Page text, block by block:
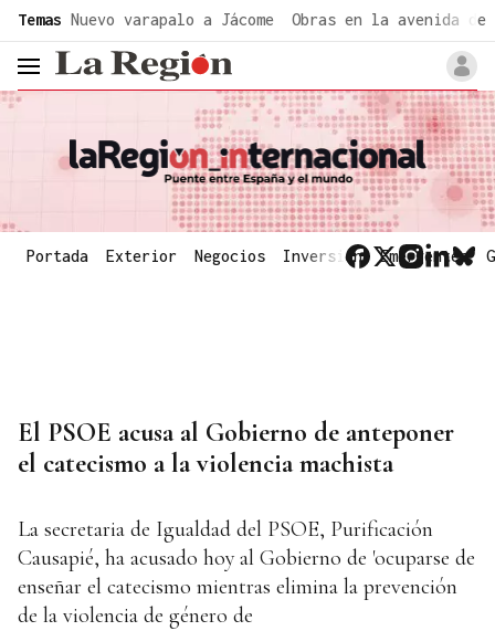
Temas Nuevo varapalo a Jácome Obras en la avenida de
header.menu.open
Portada Exterior Negocios Inversión Emergentes
El PSOE acusa al Gobierno de anteponer
el catecismo a la violencia machista
La secretaria de Igualdad del PSOE, Purificación
Causapié, ha acusado hoy al Gobierno de 'ocuparse de
enseñar el catecismo mientras elimina la prevención
de la violencia de género de